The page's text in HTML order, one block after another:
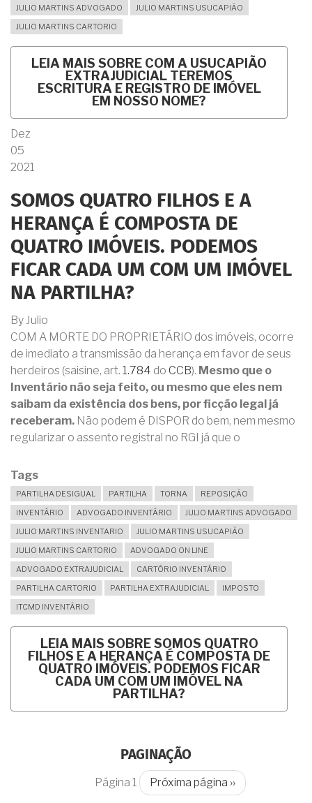
JULIO MARTINS ADVOGADO
JULIO MARTINS USUCAPIÃO
JULIO MARTINS CARTORIO
LEIA MAIS SOBRE COM A USUCAPIÃO
EXTRAJUDICIAL TEREMOS
ESCRITURA E REGISTRO DE IMÓVEL
EM NOSSO NOME?
Dez
05
2021
SOMOS QUATRO FILHOS E A
HERANÇA É COMPOSTA DE
QUATRO IMÓVEIS. PODEMOS
FICAR CADA UM COM UM IMÓVEL
NA PARTILHA?
By Julio
COM A MORTE DO PROPRIETÁRIO dos imóveis, ocorre
de imediato a transmissão da herança em favor de seus
herdeiros (saisine, art. 1.784 do CCB). Mesmo que o
Inventário não seja feito, ou mesmo que eles nem
saibam da existência dos bens, por ficção legal já
receberam. Não podem é DISPOR do bem, nem mesmo
regularizar o assento registral no RGI já que o
Tags
PARTILHA DESIGUAL PARTILHA TORNA
REPOSIÇÃO
INVENTÁRIO
ADVOGADO INVENTÁRIO
JULIO MARTINS ADVOGADO
JULIO MARTINS INVENTARIO
JULIO MARTINS USUCAPIÃO
JULIO MARTINS CARTORIO
ADVOGADO ON LINE
ADVOGADO EXTRAJUDICIAL
CARTÓRIO INVENTÁRIO
PARTILHA CARTORIO
PARTILHA EXTRAJUDICIAL
IMPOSTO
ITCMD INVENTÁRIO
LEIA MAIS SOBRE SOMOS QUATRO
FILHOS E A HERANÇA É COMPOSTA DE
QUATRO IMÓVEIS. PODEMOS FICAR
CADA UM COM UM IMÓVEL NA
PARTILHA?
PAGINAÇÃO
Página 1 Próxima página ››